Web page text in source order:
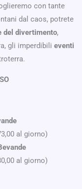
con tante
dal caos, potrete
del divertimento,
gli imperdibili eventi
al giorno)
al giorno)